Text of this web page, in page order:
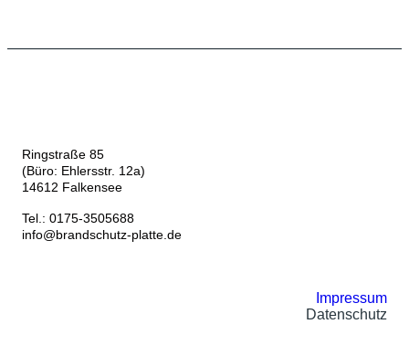
Ringstraße 85
(Büro: Ehlersstr. 12a)
14612 Falkensee
Tel.: 0175-3505688
info@brandschutz-platte.de
Impressum
Datenschutz